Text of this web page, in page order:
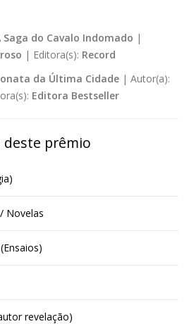
Saga do Cavalo Indomado |
| Editora(s): Record
da Última Cidade | Autor(a):
Editora Bestseller
prêmio
Novelas
revelação)